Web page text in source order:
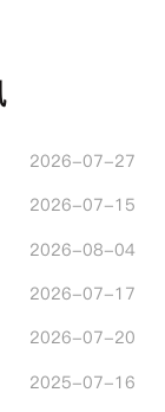
2026-07-27
2026-07-15
2026-08-04
2026-07-17
2026-07-20
2025-07-16